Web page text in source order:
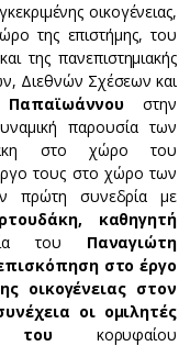
οικογένειας,
της επιστήμης, του
της πανεπιστημιακής
Διεθνών Σχέσεων και
στην
παρουσία των
στο χώρο του
τους στο χώρο των
πρώτη συνεδρία με
καθηγητή
του Παναγιώτη
στο έργο
οικογένειας στον
οι ομιλητές
του κορυφαίου